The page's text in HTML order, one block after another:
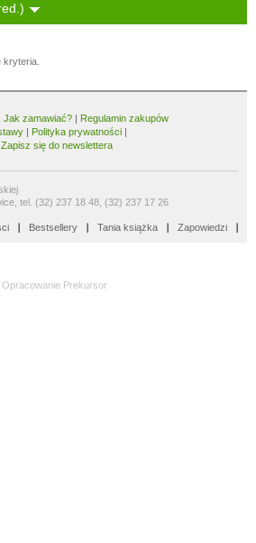
kryteria.
Jak zamawiać? | Regulamin zakupów
| Polityka prywatności |
Zapisz się do newslettera
tel. (32) 237 18 48, (32) 237 17 26
Bestsellery Tania książka Zapowiedzi
Opracowanie Prekursor